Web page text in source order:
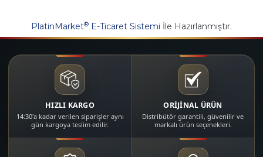
PlatinMarket® E-Ticaret Sistemi İle Hazırlanmıştır.
HIZLI KARGO
14:30'a kadar verilen siparişler aynı
gün kargoya teslim edilir.
ORİJİNAL ÜRÜN
Distribütör garantili, güvenilir ve
markalı ürün seçenekleri.